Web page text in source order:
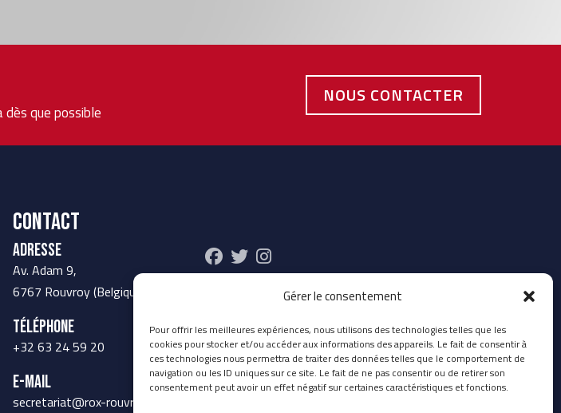
Gérer le consentement
Pour offrir les meilleures expériences, nous utilisons des technologies telles que les
cookies pour stocker et/ou accéder aux informations des appareils. Le fait de consentir à
ces technologies nous permettra de traiter des données telles que le comportement de
navigation ou les ID uniques sur ce site. Le fait de ne pas consentir ou de retirer son
consentement peut avoir un effet négatif sur certaines caractéristiques et fonctions.
que possible
NOUS CONTACTER
Contact
Adresse
Av. Adam 9,
6767 Rouvroy (Belgique)
Téléphone
+32 63 24 59 20
E-mail
secretariat@rox-rouvroy.be